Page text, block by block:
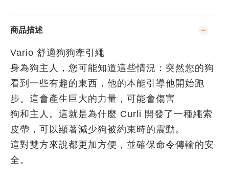
商品描述
Vario 舒適狗狗牽引繩
身為狗主人，您可能知道這些情況：突然您的狗
看到一些有趣的東西，他的本能引導他開始跑
步。這會產生巨大的力量，可能會傷害
狗和主人。這就是為什麼 Curli 開發了一種繩索
皮帶，可以顯著減少狗被約束時的震動。
這對雙方來說都更加方便，並確保命令傳輸的安
全。